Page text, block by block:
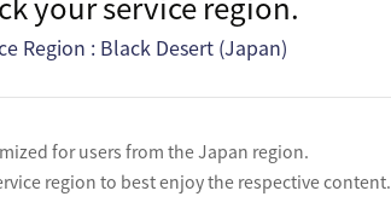
Region : Black Desert (Japan)
for users from the Japan region.
region to best enjoy the respective content.
2